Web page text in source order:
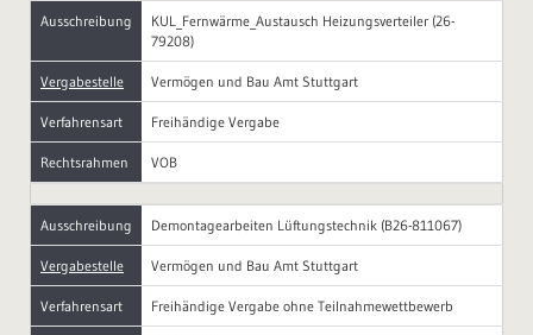
Ausschreibung
KUL_Fernwärme_Austausch Heizungsverteiler (26-
79208)
Vergabestelle Vermögen und Bau Amt Stuttgart
Verfahrensart Freihändige Vergabe
Rechtsrahmen VOB
Ausschreibung Demontagearbeiten Lüftungstechnik (B26-811067)
Vergabestelle Vermögen und Bau Amt Stuttgart
Verfahrensart Freihändige Vergabe ohne Teilnahmewettbewerb